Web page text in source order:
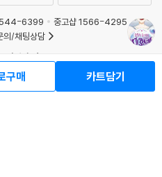
구매 카트담기
6399
중고샵 1566-4295
/채팅상담
사업자 정보
리방침
청소년보호정책
거래처관계자께